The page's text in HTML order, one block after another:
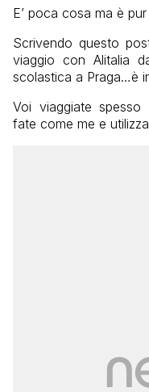
E’ poca cosa ma è
Scrivendo questo
viaggio con Alitalia
scolastica a Praga…è
Voi viaggiate
fate come me e